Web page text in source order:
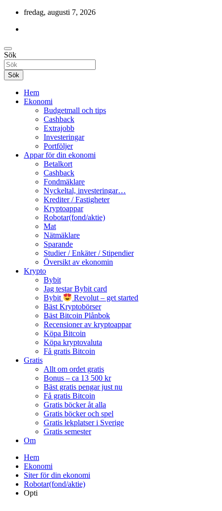
Hoppa
innehåll
fredag, augusti 7, 2026
Gratis-pengar
Cashback, ekonomi, 10 000 kr i bonusar och mycket mer.
Sök
Sök
Hem
Ekonomi
Budgetmall och tips
Cashback
Extrajobb
Investeringar
Portföljer
Appar för din ekonomi
Betalkort
Cashback
Fondmäklare
Nyckeltal, investeringar…
Krediter / Fastigheter
Kryptoappar
Robotar(fond/aktie)
Mat
Nätmäklare
Sparande
Studier / Enkäter / Stipendier
Översikt av ekonomin
Krypto
Bybit
Jag testar Bybit card
Bybit
Revolut – get started
Bäst Kryptobörser
Bäst Bitcoin Plånbok
Recensioner av kryptoappar
Köpa Bitcoin
Köpa kryptovaluta
Få gratis Bitcoin
Gratis
Allt om ordet gratis
Bonus – ca 13 500 kr
Bäst gratis pengar just nu
Få gratis Bitcoin
Gratis böcker åt alla
Gratis böcker och spel
Gratis lekplatser i Sverige
Gratis semester
Om
Hem
Ekonomi
Siter för din ekonomi
Robotar(fond/aktie)
Opti